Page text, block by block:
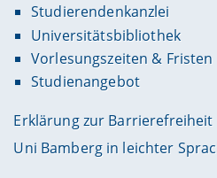
Studierendenkanzlei
Universitätsbibliothek
Vorlesungszeiten & Fristen
Studienangebot
Erklärung zur Barrierefreiheit
Uni Bamberg in leichter